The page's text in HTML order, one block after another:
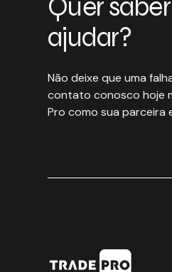
Quer
ajudar?
Não deixe que uma
contato conosco hoje
Pro como sua parceira